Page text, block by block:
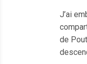
J’ai
de